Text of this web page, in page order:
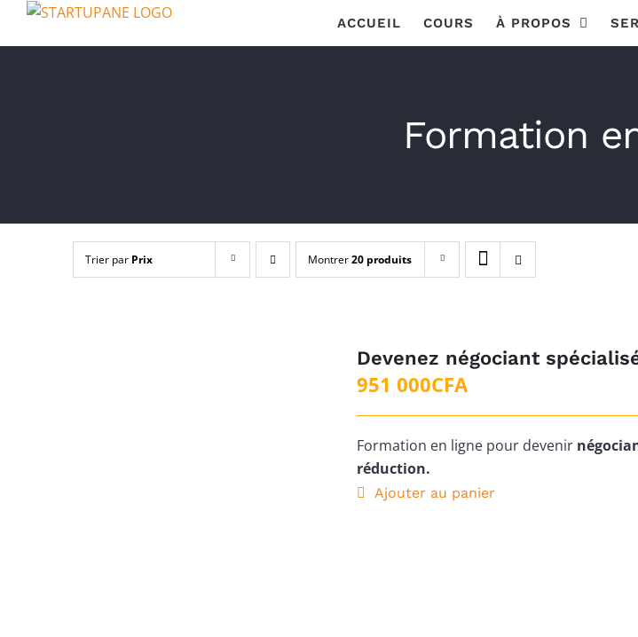
Passer
ACCUEIL COURS À PROPOS
Formation
Trier par Prix Montrer20 produits
Devenez négociant
951 000CFA
Formation en ligne pour devenir
réduction.
Ajouter au panier